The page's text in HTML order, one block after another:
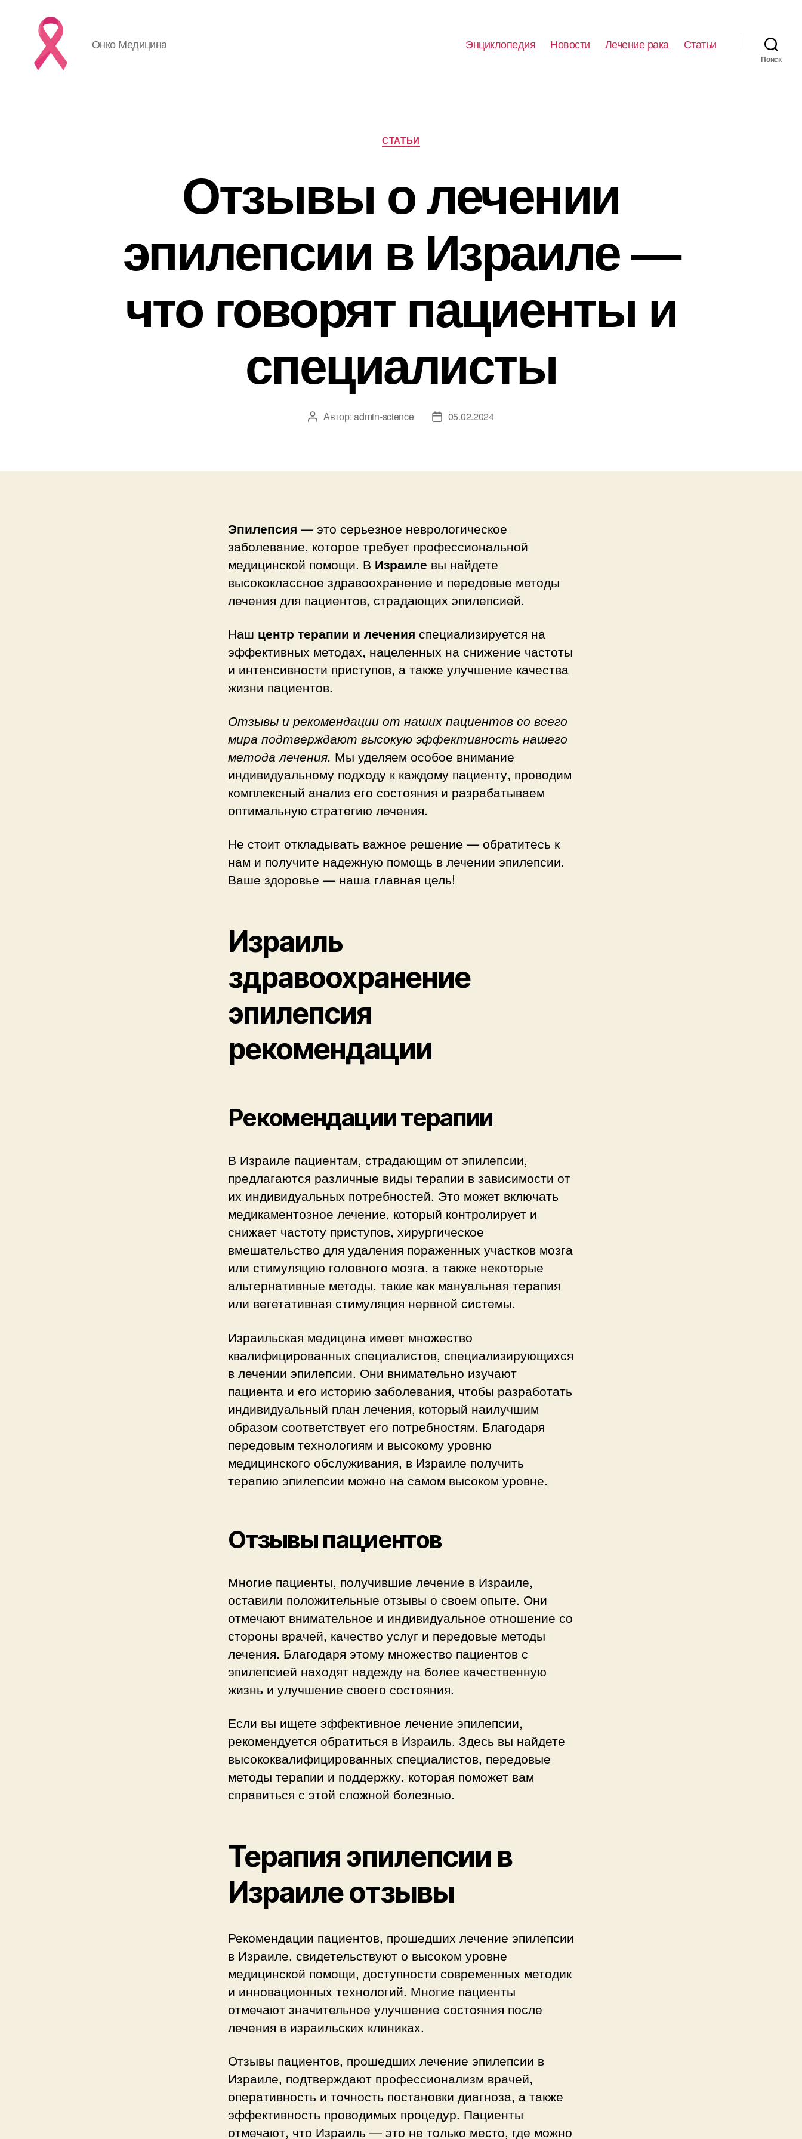
Онко Медицина Энциклопедия Новости Лечение рака Статьи
Поиск
Рубрики
СТАТЬИ
Отзывы о лечении
эпилепсии в Израиле —
что говорят пациенты и
специалисты
Автор
Автор:admin-science
Дата05.02.2024
Эпилепсия — это серьезное неврологическое
заболевание, которое требует профессиональной
медицинской помощи. В Израиле вы найдете
высококлассное здравоохранение и передовые методы
лечения для пациентов, страдающих эпилепсией.
Наш центр терапии и лечения специализируется на
эффективных методах, нацеленных на снижение частоты
и интенсивности приступов, а также улучшение качества
жизни пациентов.
Отзывы и рекомендации от наших пациентов со всего
мира подтверждают высокую эффективность нашего
метода лечения. Мы уделяем особое внимание
индивидуальному подходу к каждому пациенту, проводим
комплексный анализ его состояния и разрабатываем
оптимальную стратегию лечения.
Не стоит откладывать важное решение — обратитесь к
нам и получите надежную помощь в лечении эпилепсии.
Ваше здоровье — наша главная цель!
Израиль
здравоохранение
эпилепсия
рекомендации
Рекомендации терапии
В Израиле пациентам, страдающим от эпилепсии,
предлагаются различные виды терапии в зависимости от
их индивидуальных потребностей. Это может включать
медикаментозное лечение, который контролирует и
снижает частоту приступов, хирургическое
вмешательство для удаления пораженных участков мозга
или стимуляцию головного мозга, а также некоторые
альтернативные методы, такие как мануальная терапия
или вегетативная стимуляция нервной системы.
Израильская медицина имеет множество
квалифицированных специалистов, специализирующихся
в лечении эпилепсии. Они внимательно изучают
пациента и его историю заболевания, чтобы разработать
индивидуальный план лечения, который наилучшим
образом соответствует его потребностям. Благодаря
передовым технологиям и высокому уровню
медицинского обслуживания, в Израиле получить
терапию эпилепсии можно на самом высоком уровне.
Отзывы пациентов
Многие пациенты, получившие лечение в Израиле,
оставили положительные отзывы о своем опыте. Они
отмечают внимательное и индивидуальное отношение со
стороны врачей, качество услуг и передовые методы
лечения. Благодаря этому множество пациентов с
эпилепсией находят надежду на более качественную
жизнь и улучшение своего состояния.
Если вы ищете эффективное лечение эпилепсии,
рекомендуется обратиться в Израиль. Здесь вы найдете
высококвалифицированных специалистов, передовые
методы терапии и поддержку, которая поможет вам
справиться с этой сложной болезнью.
Терапия эпилепсии в
Израиле отзывы
Рекомендации пациентов, прошедших лечение эпилепсии
в Израиле, свидетельствуют о высоком уровне
медицинской помощи, доступности современных методик
и инновационных технологий. Многие пациенты
отмечают значительное улучшение состояния после
лечения в израильских клиниках.
Отзывы пациентов, прошедших лечение эпилепсии в
Израиле, подтверждают профессионализм врачей,
оперативность и точность постановки диагноза, а также
эффективность проводимых процедур. Пациенты
отмечают, что Израиль — это не только место, где можно